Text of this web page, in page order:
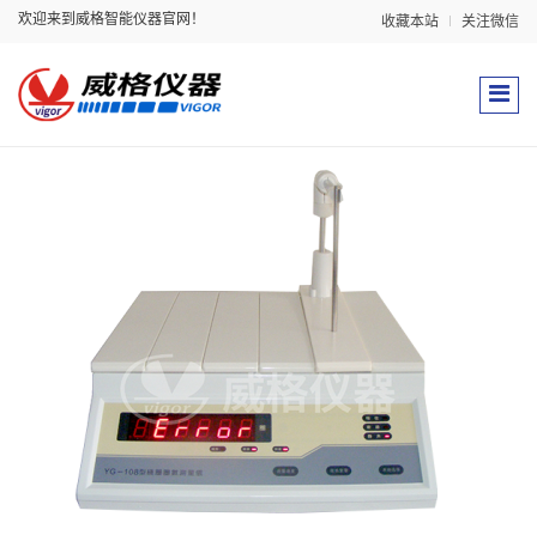
欢迎来到威格智能仪器官网！ 收藏本站 关注微信